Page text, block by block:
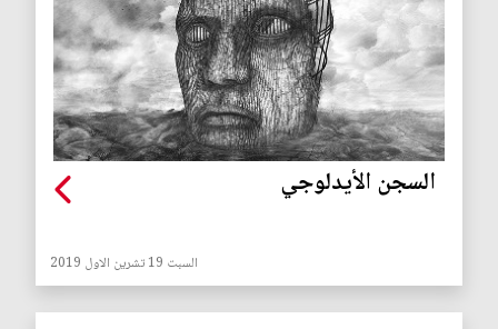
السجن الأيدلوجي
السبت 19 تشرين الاول 2019